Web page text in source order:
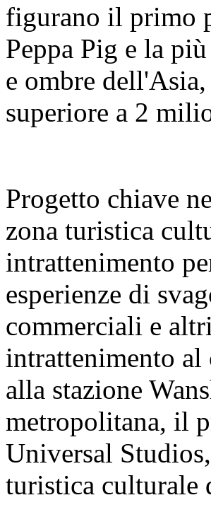
figurano il primo
Peppa Pig e la
e ombre
superiore a 2
Progetto chiave
zona turistica
intrattenimento
esperienze di
commerciali e
intrattenimento
alla stazione
metropolitana, il
Universal
turistica culturale